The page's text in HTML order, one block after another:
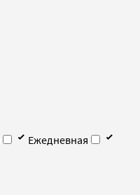
Ежедневная